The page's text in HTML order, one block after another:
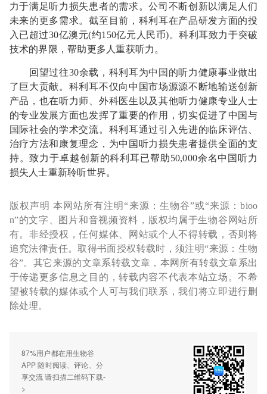
力于满足听力损失患者的需求。公司不断创新以满足人们
未来的更多需求。截至目前，科利耳在产品研发方面的投
入已超过30亿澳元(约150亿元人民币)。科利耳致力于突破
技术的界限，帮助更多人重获听力。
回望过往30余载，科利耳为中国的听力健康事业做出
了巨大贡献。科利耳不仅向中国市场源源不断地输送创新
产品，也在听力师、外科医生以及其他听力健康专业人士
的专业发展方面也发挥了重要的作用，切实促进了中国与
国际社会的学术交流。科利耳通过引入先进的临床评估、
治疗方法和康复理念，为中国听力损失患者提供全面的支
持。致力于卓越创新的科利耳已帮助50,000余名中国听力
损失人士重新聆听世界。
版权声明 本网站所有注明“来源：生物谷”或“来源：bioo
n”的文字、图片和音视频资料，版权均属于生物谷网站所
有。非经授权，任何媒体、网站或个人不得转载，否则将
追究法律责任。取得书面授权转载时，须注明“来源：生物
谷”。其它来源的文章系转载文章，本网所有转载文章系出
于传递更多信息之目的，转载内容不代表本站立场。不希
望被转载的媒体或个人可与我们联系，我们将立即进行删
除处理。
87%用户都在用生物谷
APP 随时阅读、评论、分
享交流 请扫描二维码下载-
>